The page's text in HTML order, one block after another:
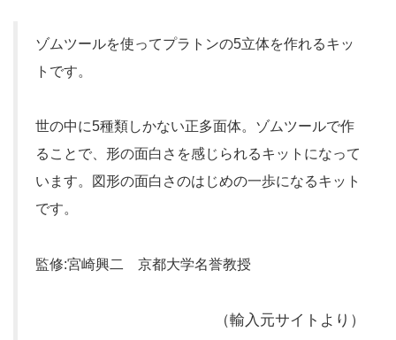
ゾムツールを使ってプラトンの5立体を作れるキッ
トです。
世の中に5種類しかない正多面体。ゾムツールで作
ることで、形の面白さを感じられるキットになって
います。図形の面白さのはじめの一歩になるキット
です。
監修:宮崎興二 京都大学名誉教授
（輸入元サイトより）